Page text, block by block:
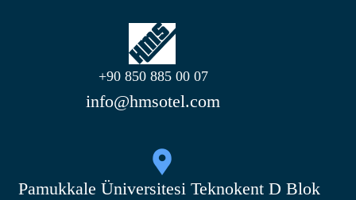
+90 850 885 00 07
info@hmsotel.com
Pamukkale Üniversitesi Teknokent D Blok